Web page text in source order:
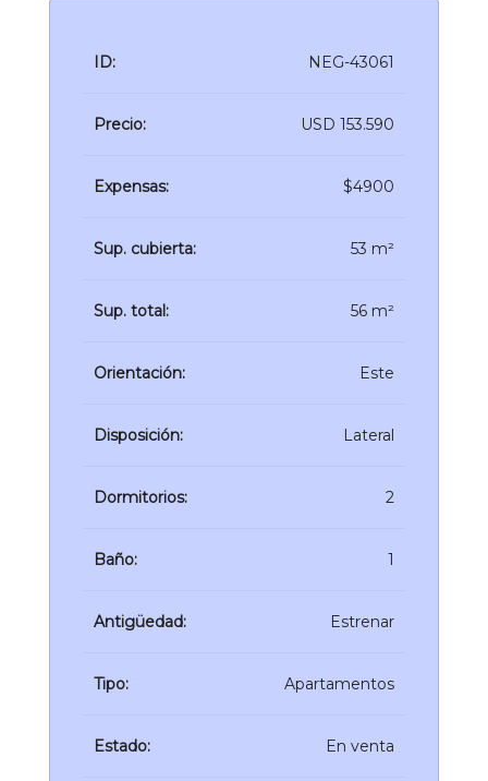
ID: NEG-43061
Precio: USD 153.590
Expensas: $4900
Sup. cubierta: 53 m²
Sup. total: 56 m²
Orientación: Este
Disposición: Lateral
Dormitorios: 2
Baño: 1
Antigüedad: Estrenar
Tipo: Apartamentos
Estado: En venta